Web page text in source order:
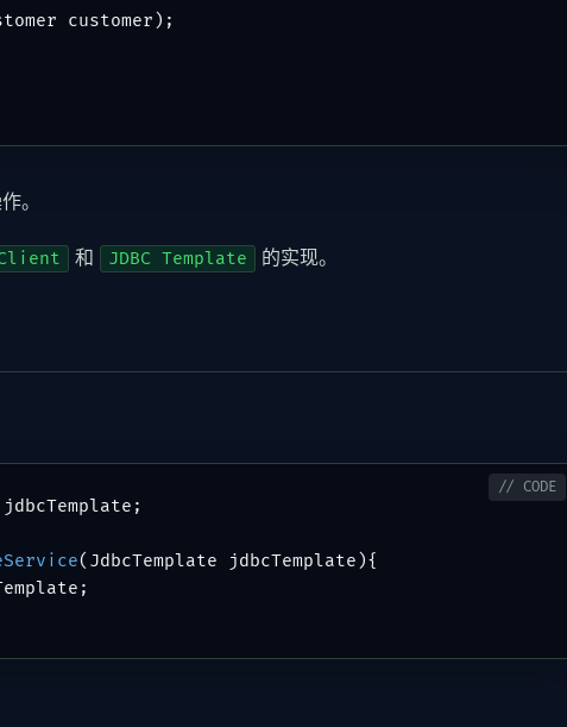
customer) ;
。
Client 和 JDBC Template 的实现。
(JdbcTemplate jdbcTemplate){